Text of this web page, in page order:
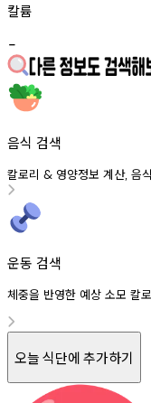
칼륨
-
음식 검색
칼로리 & 영양정보 계산, 음식
운동 검색
체중을 반영한 예상 소모 칼
오늘 식단에 추가하기